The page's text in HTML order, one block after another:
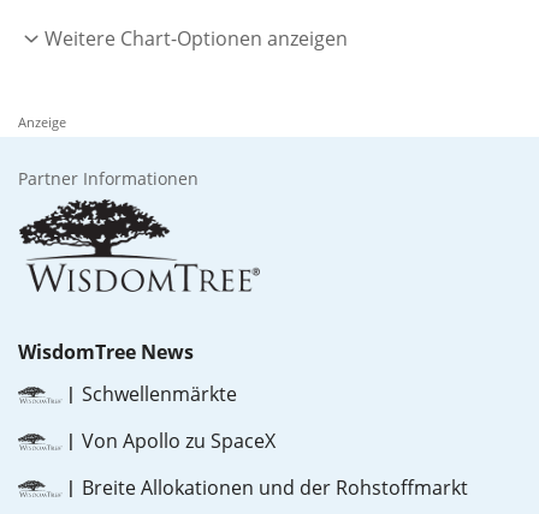
Weitere Chart-Optionen anzeigen
Anzeige
Partner Informationen
WisdomTree News
Schwellenmärkte
Von Apollo zu SpaceX
Breite Allokationen und der Rohstoffmarkt